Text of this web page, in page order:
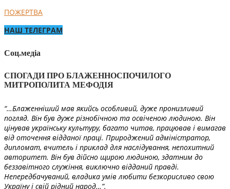
ПОЖЕРТВА
НАШ ТЕЛЕГРАМ
Соц.медіа
СПОГАДИ ПРО БЛАЖЕННОСПОЧИЛОГО
МИТРОПОЛИТА МЕФОДІЯ
“…Блаженніший мав якийсь особливий, дуже пронизливий
погляд. Він був дуже різнобічною та освіченою людиною. Він
цінував українську культуру, багато читав, працював і вимагав
від оточення відданої праці. Природжений адміністратор,
дипломат, вчитель і приклад для наслідування, непохитний
авторитет. Він був дійсно щирою людиною, здатним до
беззавітного служіння, виключно відданий правді.
Непередбачуваний, владика умів любити безкорисливо свою
Україну і свій рідний народ…”.